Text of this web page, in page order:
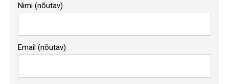
Nimi (nõutav)
Email (nõutav)